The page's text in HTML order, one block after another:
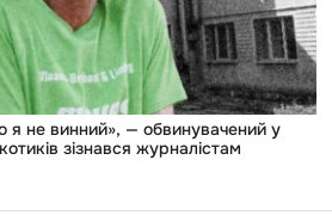
не винний», — обвинувачений у
зізнався журналістам